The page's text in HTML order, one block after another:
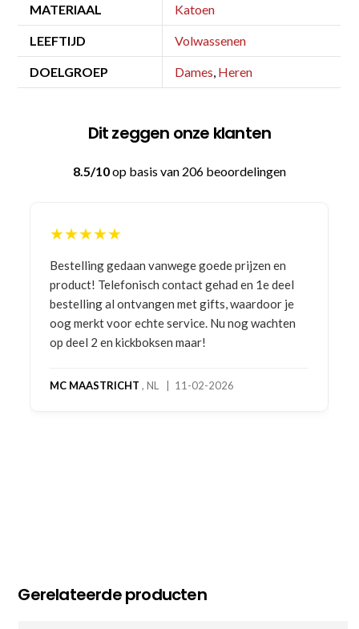
MATERIAAL Katoen
LEEFTIJD Volwassenen
DOELGROEP Dames Heren
Dit zeggen onze klanten
8.5/10op basis van 206 beoordelingen
★★★★★
Bestelling gedaan vanwege goede prijzen en
product! Telefonisch contact gehad en 1e deel
bestelling al ontvangen met gifts, waardoor je
oog merkt voor echte service. Nu nog wachten
op deel 2 en kickboksen maar!
MC MAASTRICHT , NL | 11-02-2026
Gerelateerde producten